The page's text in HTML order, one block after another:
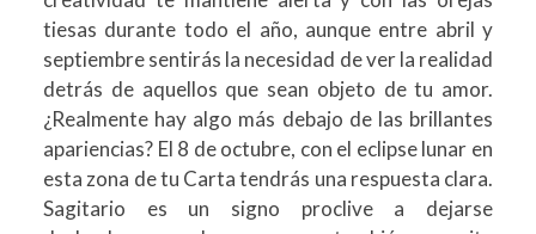
tiesas durante todo el año, aunque entre abril y
septiembre sentirás la necesidad de ver la realidad
detrás de aquellos que sean objeto de tu amor.
¿Realmente hay algo más debajo de las brillantes
apariencias? El 8 de octubre, con el eclipse lunar en
esta zona de tu Carta tendrás una respuesta clara.
Sagitario es un signo proclive a dejarse